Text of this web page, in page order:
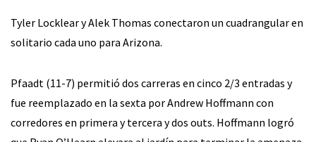
Tyler Locklear y Alek Thomas conectaron un cuadrangular en
solitario cada uno para Arizona.
Pfaadt (11-7) permitió dos carreras en cinco 2/3 entradas y
fue reemplazado en la sexta por Andrew Hoffmann con
corredores en primera y tercera y dos outs. Hoffmann logró